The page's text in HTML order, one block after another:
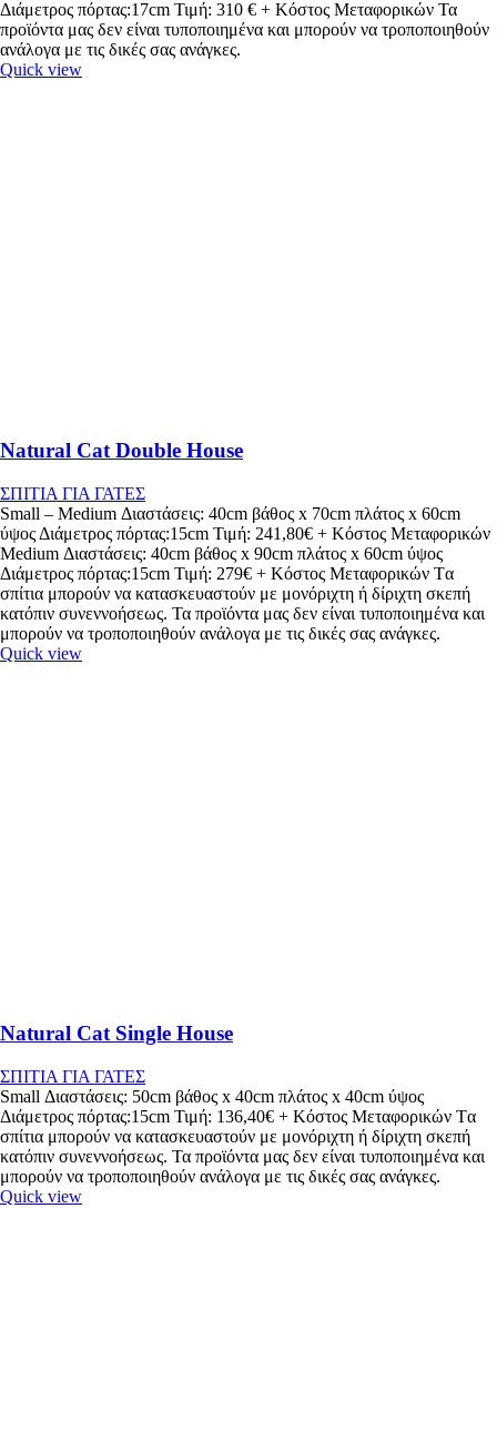
Διάμετρος πόρτας:17cm Τιμή: 310 € + Κόστος Μεταφορικών Τα
προϊόντα μας δεν είναι τυποποιημένα και μπορούν να τροποποιηθούν
ανάλογα με τις δικές σας ανάγκες.
Quick view
Natural Cat Double House
ΣΠΙΤΙΑ ΓΙΑ ΓΑΤΕΣ
Small – Medium Διαστάσεις: 40cm βάθος x 70cm πλάτος x 60cm
ύψος Διάμετρος πόρτας:15cm Τιμή: 241,80€ + Κόστος Μεταφορικών
Medium Διαστάσεις: 40cm βάθος x 90cm πλάτος x 60cm ύψος
Διάμετρος πόρτας:15cm Τιμή: 279€ + Κόστος Μεταφορικών Tα
σπίτια μπορούν να κατασκευαστούν με μονόριχτη ή δίριχτη σκεπή
κατόπιν συνεννοήσεως. Τα προϊόντα μας δεν είναι τυποποιημένα και
μπορούν να τροποποιηθούν ανάλογα με τις δικές σας ανάγκες.
Quick view
Natural Cat Single House
ΣΠΙΤΙΑ ΓΙΑ ΓΑΤΕΣ
Small Διαστάσεις: 50cm βάθος x 40cm πλάτος x 40cm ύψος
Διάμετρος πόρτας:15cm Τιμή: 136,40€ + Κόστος Μεταφορικών Tα
σπίτια μπορούν να κατασκευαστούν με μονόριχτη ή δίριχτη σκεπή
κατόπιν συνεννοήσεως. Τα προϊόντα μας δεν είναι τυποποιημένα και
μπορούν να τροποποιηθούν ανάλογα με τις δικές σας ανάγκες.
Quick view